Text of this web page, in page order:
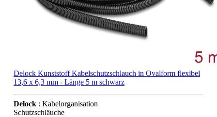
Delock Kunststoff Kabelschutzschlauch in Ovalform flexibel
13,6 x 6,3 mm - Länge 5 m schwarz
Delock : Kabelorganisation
Schutzschläuche